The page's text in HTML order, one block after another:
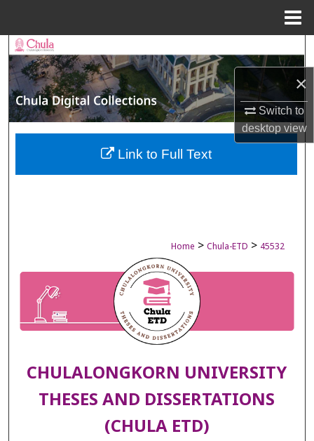
×
Switch to
desktopview
Search
Browse Collections
My Account
About
Home > Chula-ETD > 45532
CHULALONGKORN UNIVERSITY
THESES AND DISSERTATIONS
(CHULA ETD)
Link to Full Text